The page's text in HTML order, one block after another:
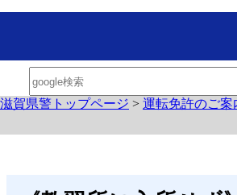
滋賀県警トップページ > 運転免許のご案